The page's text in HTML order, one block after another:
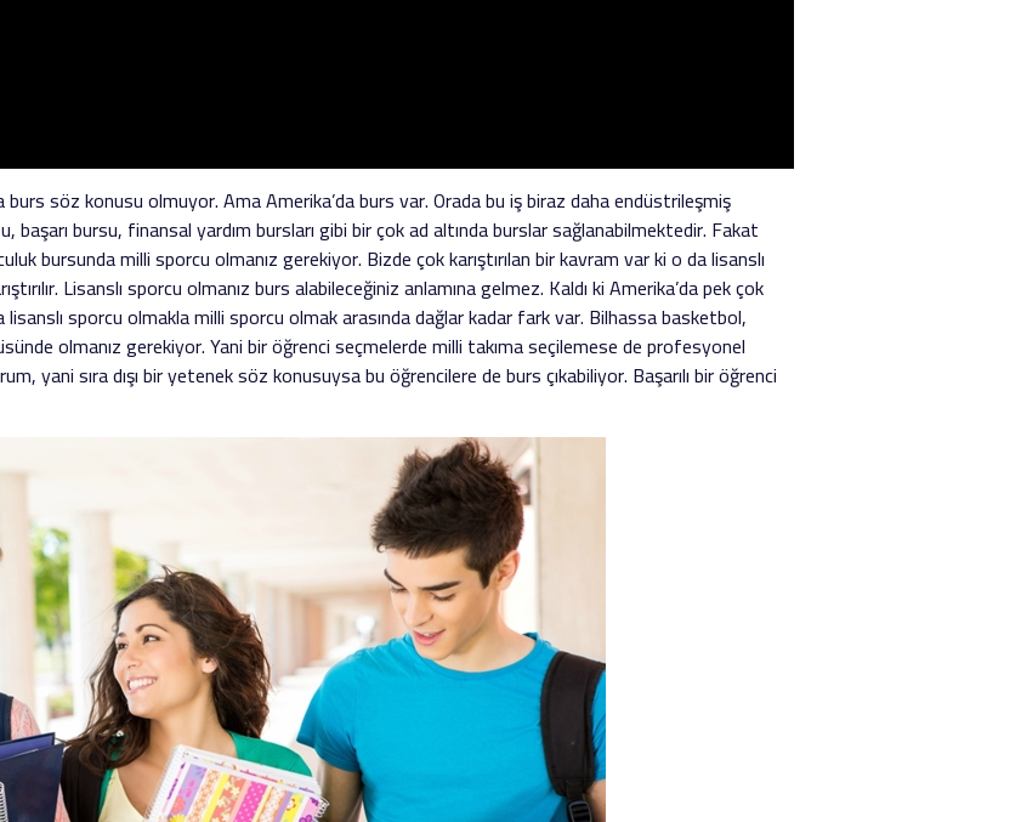
söz konusu olmuyor. Ama Amerika’da burs var. Orada bu iş biraz daha endüstrileşmiş
başarı bursu, finansal yardım bursları gibi bir çok ad altında burslar sağlanabilmektedir. Fakat
bursunda milli sporcu olmanız gerekiyor. Bizde çok karıştırılan bir kavram var ki o da lisanslı
Lisanslı sporcu olmanız burs alabileceğiniz anlamına gelmez. Kaldı ki Amerika’da pek çok
lisanslı sporcu olmakla milli sporcu olmak arasında dağlar kadar fark var. Bilhassa basketbol,
olmanız gerekiyor. Yani bir öğrenci seçmelerde milli takıma seçilemese de profesyonel
yani sıra dışı bir yetenek söz konusuysa bu öğrencilere de burs çıkabiliyor. Başarılı bir öğrenci